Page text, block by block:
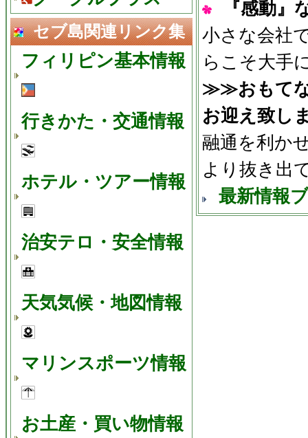
セブ島関連リンク集
フィリピン基本情報
行きかた・交通情報
ホテル・ツアー情報
治安テロ・安全情報
天気気候・地図情報
マリンスポーツ情報
お土産・買い物情報
『感動』
小さな会社
らこそ大手
≫≫おもて
お迎え致し
融通を利か
より抜き出
最新情報